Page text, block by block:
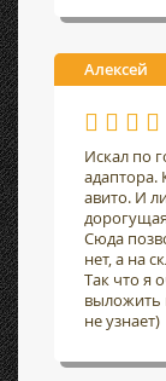
Алексей
Искал по
адаптора.
авито. И
Сюда
нет, а на
Так что я
выложить
не узнает)